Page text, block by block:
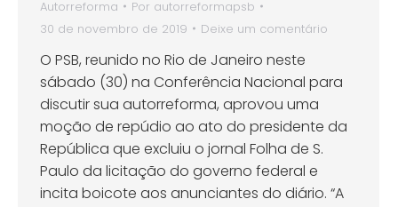
Autorreforma Por autorreformapsb
30 de novembro de 2019
Deixe um comentário
O PSB, reunido no Rio de Janeiro neste
sábado (30) na Conferência Nacional para
discutir sua autorreforma, aprovou uma
moção de repúdio ao ato do presidente da
República que excluiu o jornal Folha de S.
Paulo da licitação do governo federal e
incita boicote aos anunciantes do diário. “A